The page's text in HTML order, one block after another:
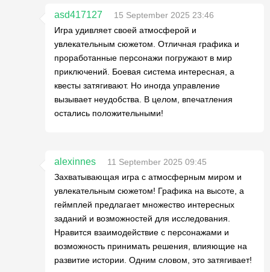
asd417127
15 September 2025 23:46
Игра удивляет своей атмосферой и
увлекательным сюжетом. Отличная графика и
проработанные персонажи погружают в мир
приключений. Боевая система интересная, а
квесты затягивают. Но иногда управление
вызывает неудобства. В целом, впечатления
остались положительными!
alexinnes
11 September 2025 09:45
Захватывающая игра с атмосферным миром и
увлекательным сюжетом! Графика на высоте, а
геймплей предлагает множество интересных
заданий и возможностей для исследования.
Нравится взаимодействие с персонажами и
возможность принимать решения, влияющие на
развитие истории. Одним словом, это затягивает!